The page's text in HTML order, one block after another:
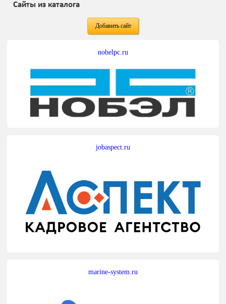
Сайты из каталога
Добавить сайт
nobelpc.ru
jobaspect.ru
marine-system.ru